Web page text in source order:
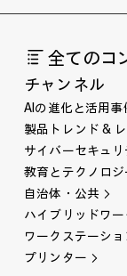
全てのコ
チャンネル
AIの進化と活用事
製品トレンド &
サイバーセキュリ
教育とテクノロジ
自治体・公共
ハイブリッドワー
ワークステーショ
プリンター